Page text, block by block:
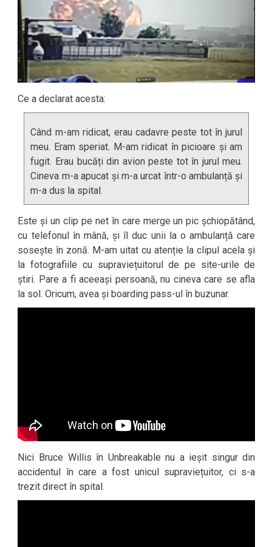
Ce a declarat acesta:
Când m-am ridicat, erau cadavre peste tot în jurul
meu. Eram speriat. M-am ridicat în picioare și am
fugit. Erau bucăți din avion peste tot în jurul meu.
Cineva m-a apucat și m-a urcat într-o ambulanță și
m-a dus la spital.
Este și un clip pe net în care merge un pic șchiopătând,
cu telefonul în mână, și îl duc unii la o ambulanță care
sosește în zonă. M-am uitat cu atenție la clipul acela și
la fotografiile cu supraviețuitorul de pe site-urile de
știri. Pare a fi aceeași persoană, nu cineva care se afla
la sol. Oricum, avea și boarding pass-ul în buzunar.
Nici Bruce Willis în Unbreakable nu a ieșit singur din
accidentul în care a fost unicul supraviețuitor, ci s-a
trezit direct în spital.